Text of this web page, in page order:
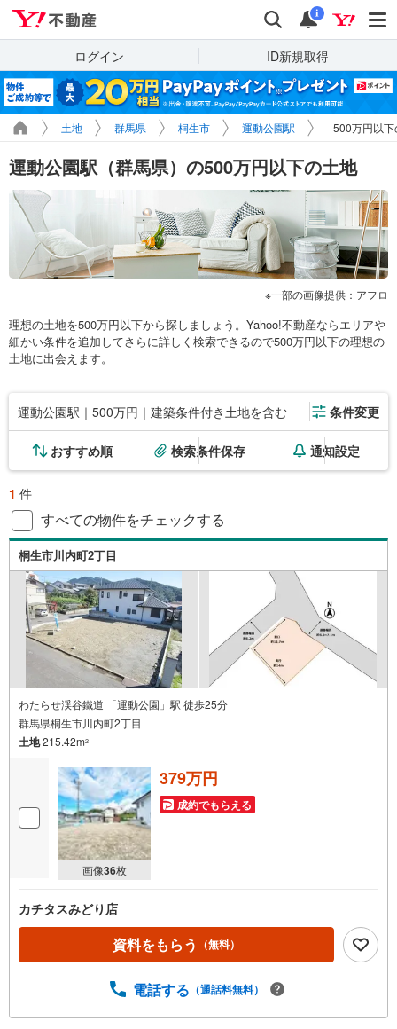
検索 通知
i
ログイン ID新規取得
土地 群馬県 桐生市 運動公園駅 500万円以
運動公園駅（群馬県）の500万円以下の土地
一部の画像提供：アフロ
理想の土地を500万円以下から探しましょう。Yahoo!不動産ならエリアや
細かい条件を追加してさらに詳しく検索できるので500万円以下の理想の
土地に出会えます。
運動公園駅｜500万円｜建築条件付き土地を含む 条件変更
おすすめ順 検索条件保存 通知設定
1 件
すべての物件をチェックする
桐生市川内町2丁目
わたらせ渓谷鐵道 「運動公園」駅 徒歩25分
群馬県桐生市川内町2丁目
土地215.42m2
画像36枚
379万円
成約でもらえる
カチタスみどり店
資料をもらう （無料）
電話する （通話料無料）